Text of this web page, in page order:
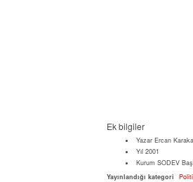
Ek bilgiler
Yazar Ercan
Yıl 2001
Kurum SODEV
Yayınlandığı kategori